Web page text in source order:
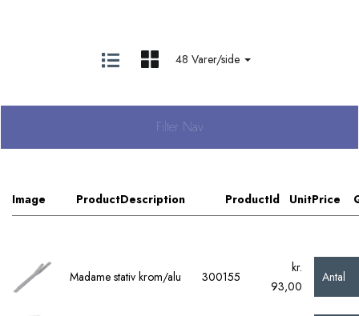
48 Varer/side
Filter Nav
Image ProductDescription ProductId UnitPrice
Madame stativ krom/alu 300155
kr.
93,00
Antal